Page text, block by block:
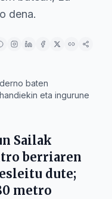
dena.
baten
eta ingurune
Sailak
berriaren
dute;
metro